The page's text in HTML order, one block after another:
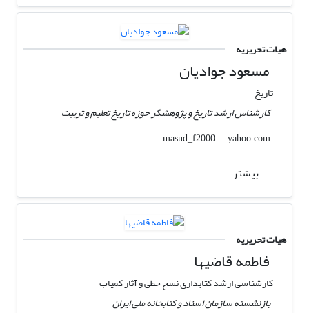
هیات تحریریه
مسعود جوادیان
تاریخ
کارشناس ارشد تاریخ و پژوهشگر حوزه تاریخ تعلیم و تربیت
masud_f2000
yahoo.com
بیشتر
هیات تحریریه
فاطمه قاضیها
کارشناسی ارشد کتابداری نسخ خطی و آثار کمیاب
بازنشسته سازمان اسناد و کتابخانه ملی ایران